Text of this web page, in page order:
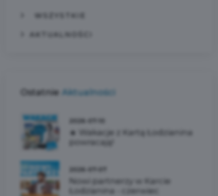
WSZYSTKIE
AKTUALNOŚCI
Ostatnie Aktualności
2026-07-10
☀️ Wakacje z Kartą Łodzianina
powracają!
2026-07-07
Nowi partnerzy w Karcie
Łodzianina - czerwiec